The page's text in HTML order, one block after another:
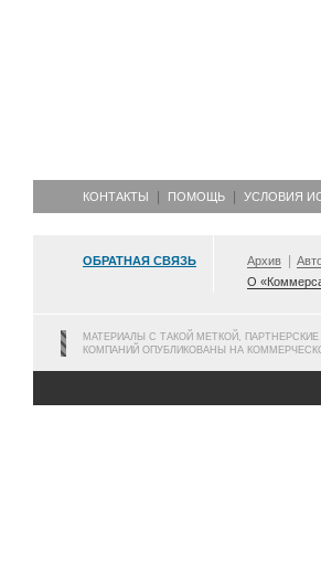
КОНТАКТЫ ПОМОЩЬ УСЛОВИЯ
ОБРАТНАЯ СВЯЗЬ Архив
О
МАТЕРИАЛЫ С ТАКОЙ МЕТКОЙ,
КОМПАНИЙ ОПУБЛИКОВАНЫ НА